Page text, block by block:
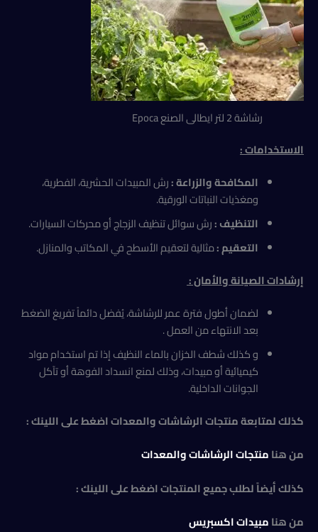
رشاشة 2 لتر ايطالى الصنع Epoca
الاستخدامات:
المكافحة والزراعة :رش المبيدات الحشرية، الفطرية،
ومغذيات النباتات الورقية.
التنظيف :رش سوائل تنظيف الزجاج أو محركات السيارات.
التعقيم :مثالية لتعقيم الأسطح في المكاتب والمنازل.
إرشادات الصيانة والأمان :
لضمان أطول فترة عمر للرشاشة، يُفضل دائماً تفريغ الضغط
بعد الانتهاء من العمل .
و كذلك شطف الخزان بالماء النظيف إذا تم استخدام مواد
كيميائية أو مبيدات، وذلك لمنع انسداد الفوهة أو تآكل
الجوانات الداخلية.
كذلك لمتابعة منتجات الرشاشات والمعدات اضغط على اللينك :
من هنامنتجات الرشاشات والمعدات
كذلك أيضاً لطلب جميع المنتجات اضغط على اللينك :
من هنامبيدات اكسبريس